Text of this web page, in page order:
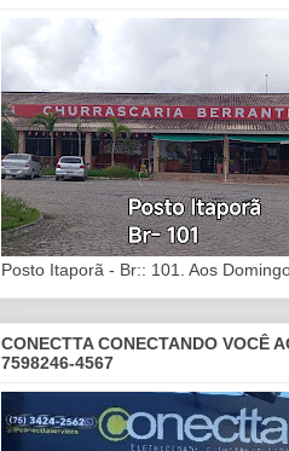
Posto Itaporã - Br:: 101. Aos
CONECTTA CONECTANDO VOCÊ
7598246-4567